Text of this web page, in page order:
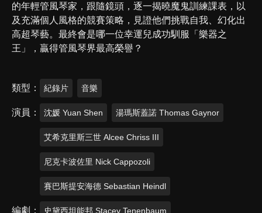
的年輕管風琴家，跟隨鏡頭，逐一揭曉魔鬼訓練課表，以
及充滿個人風格的競賽策略，見證他們挑戰自我、幻化出
高超琴藝。最終會是哪一位幸運兒成功馴服「樂器之
王」，贏得管風琴界最高榮譽？
類型 紀錄片 音樂
演員 沈媛 Yuan Shen 湯瑪斯蓋諾 Thomas Gaynor
艾希克里斯三世 Alcee Chriss III
尼克卡波佐里 Nick Cappozoli
賽巴斯提安海德 Sebastian Heindl
編劇 史黛西坦能邦 Stacey Tenenbaum